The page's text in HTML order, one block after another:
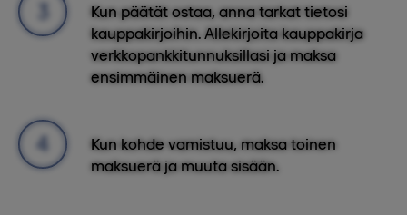
Kun päätät ostaa, anna tarkat tietosi
kauppakirjoihin. Allekirjoita kauppakirja
verkkopankkitunnuksillasi ja maksa
ensimmäinen maksuerä.
Kun kohde vamistuu, maksa toinen
maksuerä ja muuta sisään.